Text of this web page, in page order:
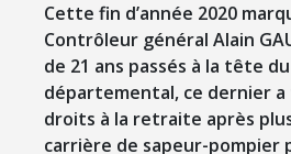
Cette fin d’année 2020
Contrôleur général Alain
de 21 ans passés à la tête
départemental, ce dernier
droits à la retraite après
carrière de sapeur-pompier